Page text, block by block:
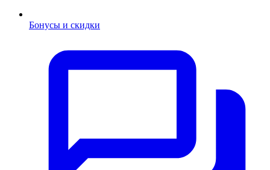
Бонусы и скидки